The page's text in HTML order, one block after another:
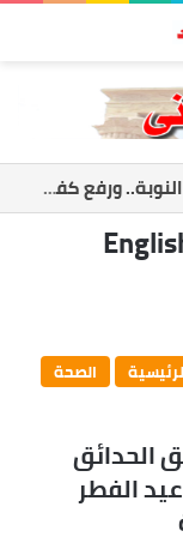
أسوان تعزز الشراكة الأمنية.. المحافظ ومدير الأمن يبحثان ملفات الأمن والتنميه
الصحة
الحدائق
الفطر